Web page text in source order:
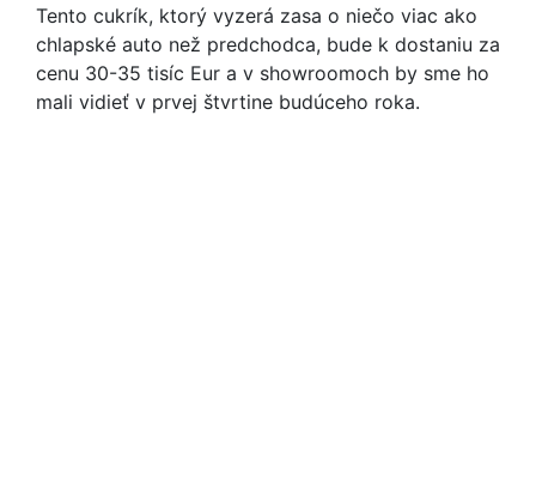
Tento cukrík, ktorý vyzerá zasa o niečo viac ako
chlapské auto než predchodca, bude k dostaniu za
cenu 30-35 tisíc Eur a v showroomoch by sme ho
mali vidieť v prvej štvrtine budúceho roka.